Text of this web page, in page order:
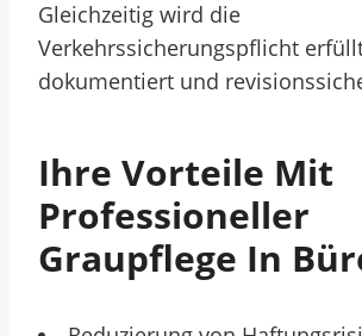
Gleichzeitig wird die
Verkehrssicherungspflicht
dokumentiert und
Ihre Vorteile Mit
Professioneller
Graupflege In